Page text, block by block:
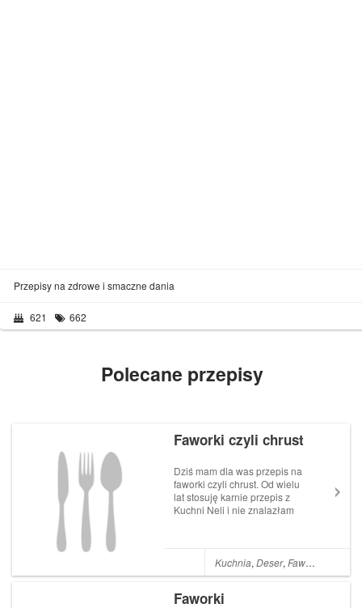
Przepisy na zdrowe i smaczne dania
621 662
Polecane przepisy
Faworki czyli chrust
Dziś mam dla was przepis na
faworki czyli chrust. Od wielu
lat stosuję karnie przepis z
Kuchni Neli i nie znalazłam
Niedziela.Kuchnia,Deser,Faworki
Faworki